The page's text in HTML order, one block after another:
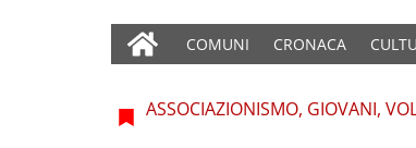
COMUNI CRONACA
ASSOCIAZIONISMO, GIOVANI,